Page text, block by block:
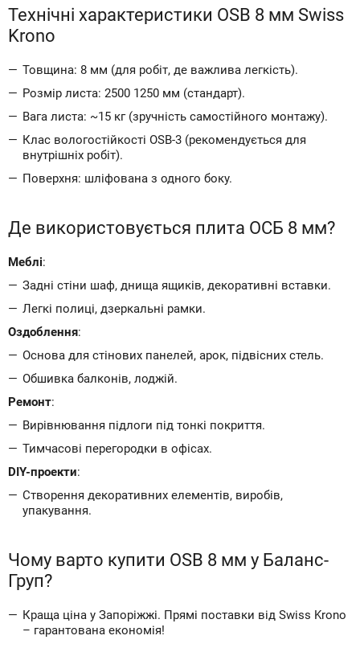
Технічні характеристики OSB 8 мм Swiss
Krono
Товщина: 8 мм (для робіт, де важлива легкість).
Розмір листа: 2500 1250 мм (стандарт).
Вага листа: ~15 кг (зручність самостійного монтажу).
Клас вологостійкості OSB-3 (рекомендується для
внутрішніх робіт).
Поверхня: шліфована з одного боку.
Де використовується плита ОСБ 8 мм?
Меблі:
Задні стіни шаф, днища ящиків, декоративні вставки.
Легкі полиці, дзеркальні рамки.
Оздоблення:
Основа для стінових панелей, арок, підвісних стель.
Обшивка балконів, лоджій.
Ремонт:
Вирівнювання підлоги під тонкі покриття.
Тимчасові перегородки в офісах.
DIY-проекти:
Створення декоративних елементів, виробів,
упакування.
Чому варто купити OSB 8 мм у Баланс-
Груп?
Краща ціна у Запоріжжі. Прямі поставки від Swiss Krono
– гарантована економія!